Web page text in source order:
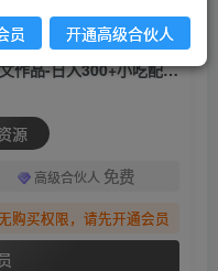
（6413期）蓝海项目一分钟一条图文作品-日入300+小吃配方项目（附 684G小吃配方）
源
高级合伙人 免费
购买权限，请先开通会员
员 开通高级合伙人